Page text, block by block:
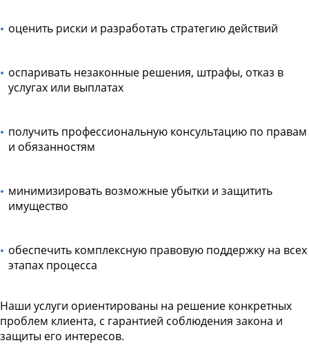
оценить риски и разработать стратегию действий
оспаривать незаконные решения, штрафы, отказ в
услугах или выплатах
получить профессиональную консультацию по правам
и обязанностям
минимизировать возможные убытки и защитить
имущество
обеспечить комплексную правовую поддержку на всех
этапах процесса
Наши услуги ориентированы на решение конкретных
проблем клиента, с гарантией соблюдения закона и
защиты его интересов.